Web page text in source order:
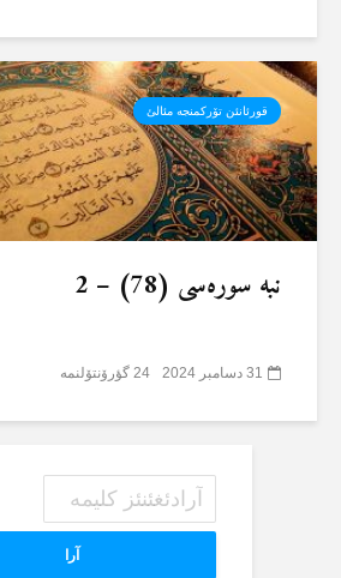
قورئانئن تۆرکمنجە مئالئ
نبە سورەسی (78) – 2
31 دسامبر 2024 24 گؤرۆنتۆلنمە
آرا